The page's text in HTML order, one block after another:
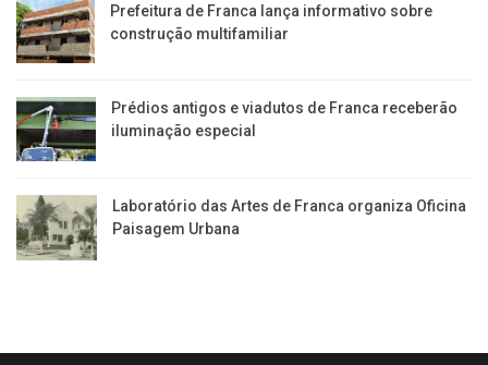
Prefeitura de Franca lança informativo sobre
construção multifamiliar
Prédios antigos e viadutos de Franca receberão
iluminação especial
Laboratório das Artes de Franca organiza Oficina
Paisagem Urbana